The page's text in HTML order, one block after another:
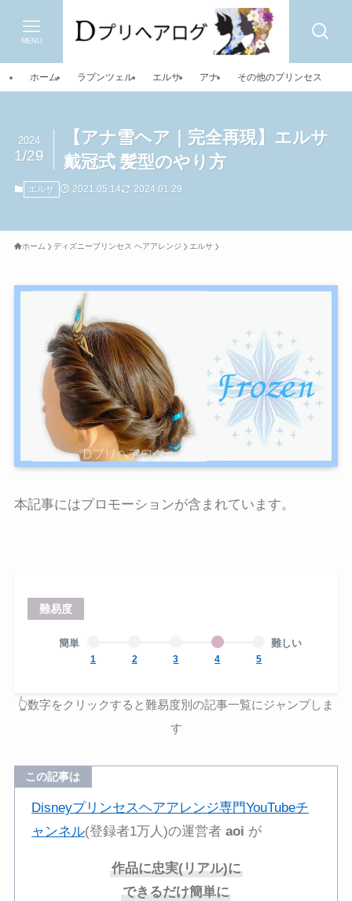
MENU
ホーム ラプンツェル エルサ アナ その他のプリンセス
【アナ雪ヘア｜完全再現】エルサ
戴冠式 髪型のやり方
2024
1/29
エルサ 2021.05.14 2024.01.29
ホーム ディズニープリンセス ヘアアレンジ エルサ
本記事にはプロモーションが含まれています。
難易度
簡単
1 2 3 4 5
難しい
👆数字をクリックすると難易度別の記事一覧にジャンプしま
す
この記事は
Disneyプリンセスヘアアレンジ専門YouTubeチ
ャンネル(登録者1万人)の運営者aoi が
作品に忠実(リアル)に
できるだけ簡単に